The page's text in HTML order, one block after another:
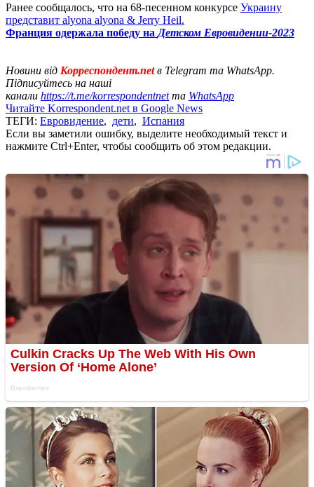
Ранее сообщалось, что на 68-песенном конкурсе Украину
представит alyona alyona & Jerry Heil.
Франция одержала победу на Детском Евровидении-2023
Новини від Корреспондент.netв Telegram та WhatsApp.
Підписуйтесь на наші
канали https://t.me/korrespondentnetта WhatsApp
Читайте Korrespondent.net в Google News
ТЕГИ: Евровидение, дети, Испания
Если вы заметили ошибку, выделите необходимый текст и
нажмите Ctrl+Enter, чтобы сообщить об этом редакции.